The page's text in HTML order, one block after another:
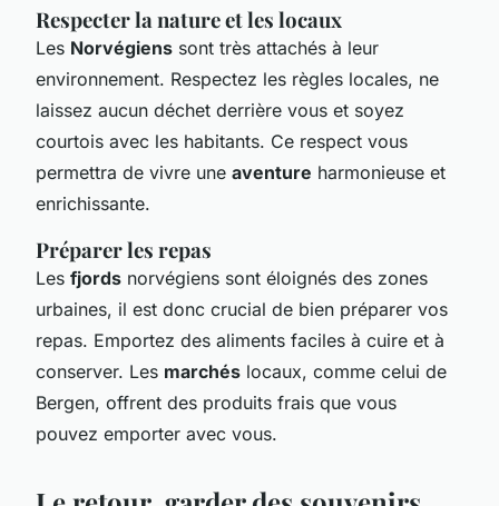
Respecter la nature et les locaux
Les Norvégiens sont très attachés à leur
environnement. Respectez les règles locales, ne
laissez aucun déchet derrière vous et soyez
courtois avec les habitants. Ce respect vous
permettra de vivre une aventure harmonieuse et
enrichissante.
Préparer les repas
Les fjords norvégiens sont éloignés des zones
urbaines, il est donc crucial de bien préparer vos
repas. Emportez des aliments faciles à cuire et à
conserver. Les marchés locaux, comme celui de
Bergen, offrent des produits frais que vous
pouvez emporter avec vous.